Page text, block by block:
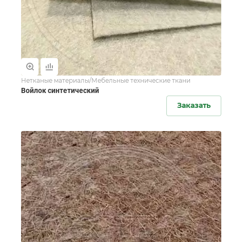
Нетканые материалы/Мебельные технические ткани
Войлок синтетический
Заказать